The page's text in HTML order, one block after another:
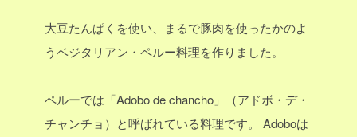
大豆たんぱくを使い、まるで豚肉を使ったかのよ
うベジタリアン・ペルー料理を作りました。
ペルーでは「Adobo de chancho」（アドボ・デ・
チャンチョ）と呼ばれている料理です。
Adoboは